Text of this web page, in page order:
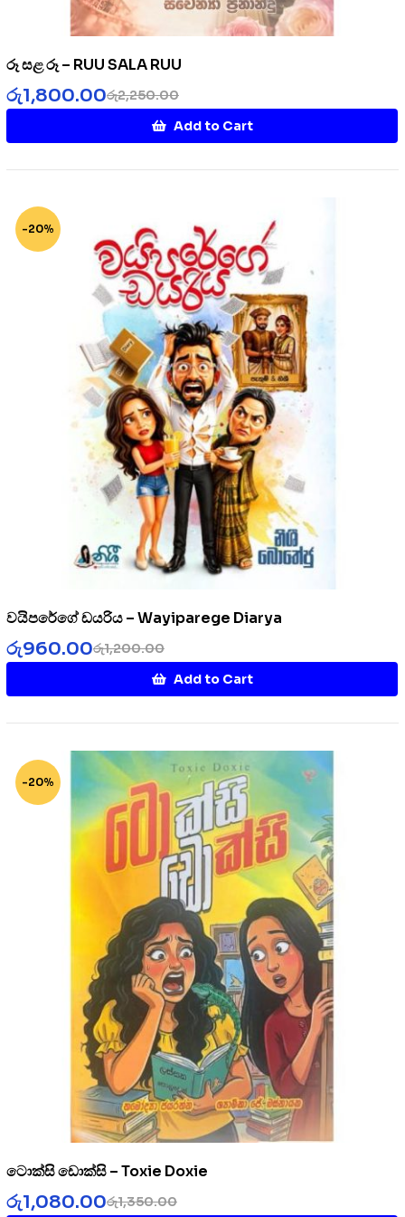
රූ සළ රූ – RUU SALA RUU
රු2,250.00
රු1,800.00
Add to Cart
-20%
වයිපරේගේ ඩයරිය – Wayiparege Diarya
රු1,200.00
රු960.00
Add to Cart
-20%
ටොක්සි ඩොක්සි – Toxie Doxie
රු1,350.00
රු1,080.00